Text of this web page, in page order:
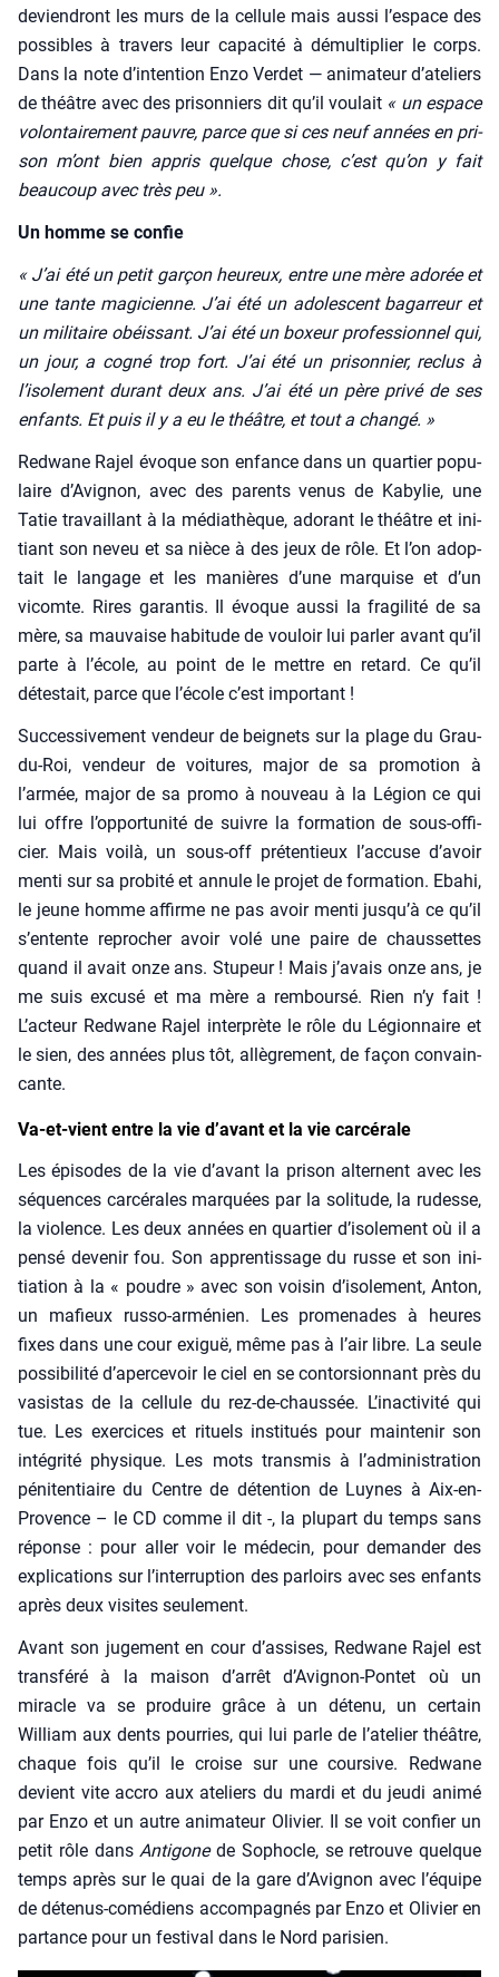
devien­dront les murs de la cel­lule mais aus­si l’espace des
pos­sibles à tra­vers leur capa­ci­té à démul­ti­plier le corps.
Dans la note d’intention Enzo Ver­det — ani­ma­teur d’ateliers
de théâtre avec des pri­son­niers dit qu’il vou­lait « un espace
volon­tai­re­ment pauvre, parce que si ces neuf années en pri­
son m’ont bien appris quelque chose, c’est qu’on y fait
beau­coup avec très peu ».
Un homme se confie
« J’ai été un petit gar­çon heu­reux, entre une mère ado­rée et
une tante magi­cienne. J’ai été un ado­les­cent bagar­reur et
un mili­taire obéis­sant. J’ai été un boxeur pro­fes­sion­nel qui,
un jour, a cogné trop fort. J’ai été un pri­son­nier, reclus à
l’isolement durant deux ans. J’ai été un père pri­vé de ses
enfants. Et puis il y a eu le théâtre, et tout a chan­gé. »
Red­wane Rajel évoque son enfance dans un quar­tier popu­
laire d’Avignon, avec des parents venus de Kaby­lie, une
Tatie tra­vaillant à la média­thèque, ado­rant le théâtre et ini­
tiant son neveu et sa nièce à des jeux de rôle. Et l’on adop­
tait le lan­gage et les manières d’une mar­quise et d’un
vicomte. Rires garan­tis. Il évoque aus­si la fra­gi­li­té de sa
mère, sa mau­vaise habi­tude de vou­loir lui par­ler avant qu’il
parte à l’école, au point de le mettre en retard. Ce qu’il
détes­tait, parce que l’école c’est impor­tant !
Suc­ces­si­ve­ment ven­deur de bei­gnets sur la plage du Grau-
du-Roi, ven­deur de voi­tures, major de sa pro­mo­tion à
l’armée, major de sa pro­mo à nou­veau à la Légion ce qui
lui offre l’opportunité de suivre la for­ma­tion de sous-offi­
cier. Mais voi­là, un sous-off pré­ten­tieux l’accuse d’avoir
men­ti sur sa pro­bi­té et annule le pro­jet de for­ma­tion. Eba­hi,
le jeune homme affirme ne pas avoir men­ti jusqu’à ce qu’il
s’entente repro­cher avoir volé une paire de chaus­settes
quand il avait onze ans. Stu­peur ! Mais j’avais onze ans, je
me suis excu­sé et ma mère a rem­bour­sé. Rien n’y fait !
L’acteur Red­wane Rajel inter­prète le rôle du Légion­naire et
le sien, des années plus tôt, allè­gre­ment, de façon convain­
cante.
Va-et-vient entre la vie d’avant et la vie carcérale
Les épi­sodes de la vie d’avant la pri­son alternent avec les
séquences car­cé­rales mar­quées par la soli­tude, la rudesse,
la vio­lence. Les deux années en quar­tier d’isolement où il a
pen­sé deve­nir fou. Son appren­tis­sage du russe et son ini­
tia­tion à la « poudre » avec son voi­sin d’isolement, Anton,
un mafieux rus­so-armé­nien. Les pro­me­nades à heures
fixes dans une cour exi­guë, même pas à l’air libre. La seule
pos­si­bi­li­té d’apercevoir le ciel en se contor­sion­nant près du
vasis­tas de la cel­lule du rez-de-chaus­sée. L’inactivité qui
tue. Les exer­cices et rituels ins­ti­tués pour main­te­nir son
inté­gri­té phy­sique. Les mots trans­mis à l’administration
péni­ten­tiaire du Centre de déten­tion de Luynes à Aix-en-
Pro­vence – le CD comme il dit -, la plu­part du temps sans
réponse : pour aller voir le méde­cin, pour deman­der des
expli­ca­tions sur l’interruption des par­loirs avec ses enfants
après deux visites seule­ment.
Avant son juge­ment en cour d’assises, Red­wane Rajel est
trans­fé­ré à la mai­son d’arrêt d’Avignon-Pontet où un
miracle va se pro­duire grâce à un déte­nu, un cer­tain
William aux dents pour­ries, qui lui parle de l’atelier théâtre,
chaque fois qu’il le croise sur une cour­sive. Red­wane
devient vite accro aux ate­liers du mar­di et du jeu­di ani­mé
par Enzo et un autre ani­ma­teur Oli­vier. Il se voit confier un
petit rôle dansAnti­gonede Sophocle, se retrouve quelque
temps après sur le quai de la gare d’Avignon avec l’équipe
de déte­nus-comé­diens accom­pa­gnés par Enzo et Oli­vier en
par­tance pour un fes­ti­val dans le Nord pari­sien.